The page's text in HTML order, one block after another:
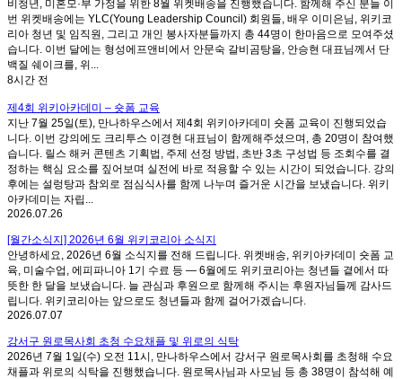
비청년, 미혼모·부 가정을 위한 8월 위켓배송을 진행했습니다. 함께해 주신 분들 이
번 위켓배송에는 YLC(Young Leadership Council) 회원들, 배우 이미은님, 위키코
리아 청년 및 임직원, 그리고 개인 봉사자분들까지 총 44명이 한마음으로 모여주셨
습니다. 이번 달에는 형성에프앤비에서 안문숙 갈비곰탕을, 안승현 대표님께서 단
백질 쉐이크를, 위...
8시간 전
제4회 위키아카데미 – 숏폼 교육
지난 7월 25일(토), 만나하우스에서 제4회 위키아카데미 숏폼 교육이 진행되었습
니다. 이번 강의에도 크리투스 이경현 대표님이 함께해주셨으며, 총 20명이 참여했
습니다. 릴스 해커 콘텐츠 기획법, 주제 선정 방법, 초반 3초 구성법 등 조회수를 결
정하는 핵심 요소를 짚어보며 실전에 바로 적용할 수 있는 시간이 되었습니다. 강의
후에는 설렁탕과 참외로 점심식사를 함께 나누며 즐거운 시간을 보냈습니다. 위키
아카데미는 자립...
2026.07.26
[월간소식지] 2026년 6월 위키코리아 소식지
안녕하세요, 2026년 6월 소식지를 전해 드립니다. 위켓배송, 위키아카데미 숏폼 교
육, 미술수업, 에피파니아 1기 수료 등 — 6월에도 위키코리아는 청년들 곁에서 따
뜻한 한 달을 보냈습니다. 늘 관심과 후원으로 함께해 주시는 후원자님들께 감사드
립니다. 위키코리아는 앞으로도 청년들과 함께 걸어가겠습니다.
2026.07.07
강서구 원로목사회 초청 수요채플 및 위로의 식탁
2026년 7월 1일(수) 오전 11시, 만나하우스에서 강서구 원로목사회를 초청해 수요
채플과 위로의 식탁을 진행했습니다. 원로목사님과 사모님 등 총 38명이 참석해 예